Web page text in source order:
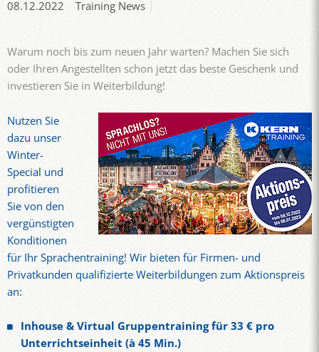
08.12.2022 Training News
Warum noch bis zum neuen Jahr warten? Machen Sie sich
oder Ihren Angestellten schon jetzt das beste Geschenk und
investieren Sie in Weiterbildung!
Nutzen Sie
dazu unser
Winter-
Special und
profitieren
Sie von den
vergünstigten
Konditionen
für Ihr Sprachentraining! Wir bieten für Firmen- und
Privatkunden qualifizierte Weiterbildungen zum Aktionspreis
an:
Inhouse & Virtual Gruppentraining für 33 € pro
Unterrichtseinheit (à 45 Min.)